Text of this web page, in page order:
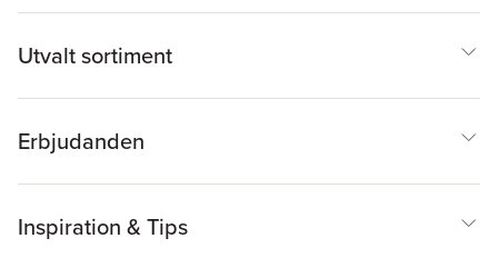
Utvalt sortiment
Erbjudanden
Inspiration & Tips